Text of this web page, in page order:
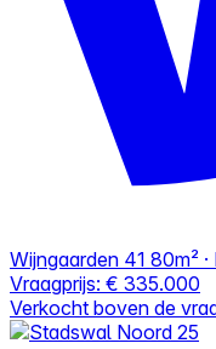
Wijngaarden 41 80m²
Vraagprijs: € 335.000
Verkocht boven de